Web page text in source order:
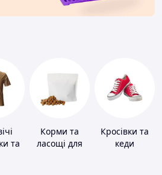
та
Корми та
ласощі для
Кросівки та
кеди